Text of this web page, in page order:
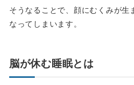
そうなることで、顔にむくみが生
なってしまいます。
脳が休む睡眠とは